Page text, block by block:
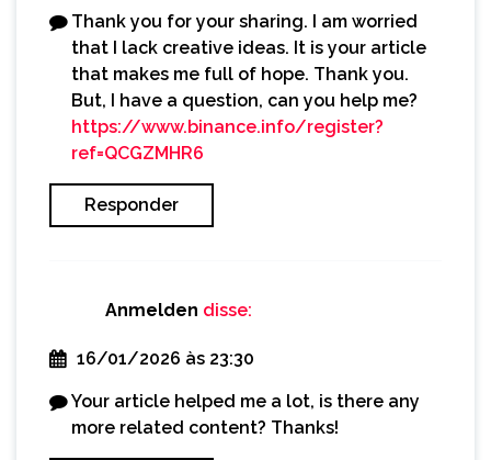
Thank you for your sharing. I am worried
that I lack creative ideas. It is your article
that makes me full of hope. Thank you.
But, I have a question, can you help me?
https://www.binance.info/register?
ref=QCGZMHR6
Responder
Anmelden disse:
16/01/2026 às 23:30
Your article helped me a lot, is there any
more related content? Thanks!